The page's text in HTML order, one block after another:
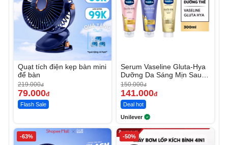
Quạt tích điện kẹp bàn mini
để bàn
219.000đ
79.000đ
Flash Sale
Serum Vaseline Gluta-Hya
Dưỡng Da Sáng Mịn Sau 7
Ngày
150.000đ
141.000đ
Deal hot
Unilever
-63% -50%